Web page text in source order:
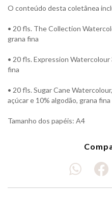
O conteúdo desta coletânea
• 20 fls. The Collection
grana fina
• 20 fls. Expression Watercolour
fina
• 20 fls. Sugar Cane
açúcar e 10% algodão, grana fina
Tamanho dos papéis: A4